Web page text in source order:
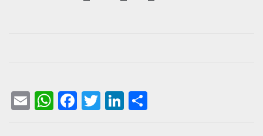
EmailWhatsApp
Facebook
TwitterLinkedIn